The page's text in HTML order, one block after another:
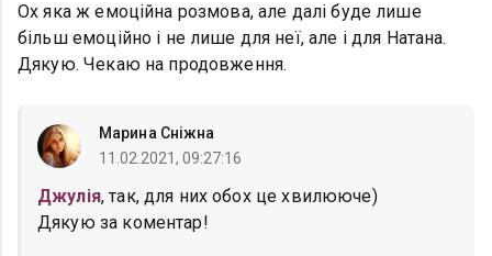
Ох яка ж емоційна розмова, але далі буде лише
більш емоційно і не лише для неї, але і для Натана.
Дякую. Чекаю на продовження.
Марина Сніжна
11.02.2021, 09:27:16
Джулія, так, для них обох це хвилююче)
Дякую за коментар!